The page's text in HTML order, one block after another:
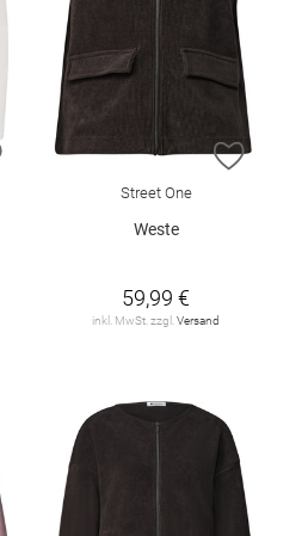
ZUR WUNSCHLISTE HINZUFÜGEN
ZUR
Street One
Weste
59,99 €
inkl. MwSt. zzgl. Versand